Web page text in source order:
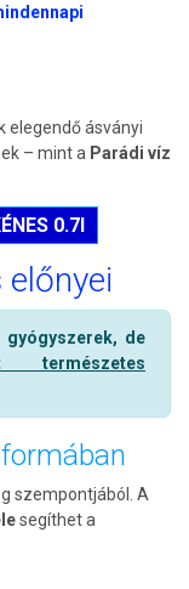
elegendő ásványi
– mint a Parádi víz
0.7l
gyógyszerek, de
természetes
szempontjából. A
segíthet a